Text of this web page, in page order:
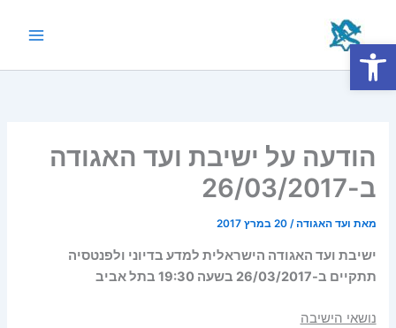
הודעה על ישיבת ועד האגודה
ב-26/03/2017
מאת ועד האגודה/20 במרץ 2017
ישיבת ועד האגודה הישראלית למדע בדיוני ולפנטסיה
תתקיים ב-26/03/2017 בשעה 19:30 בתל אביב
נושאי הישיבה
פתח סרגל נגישות